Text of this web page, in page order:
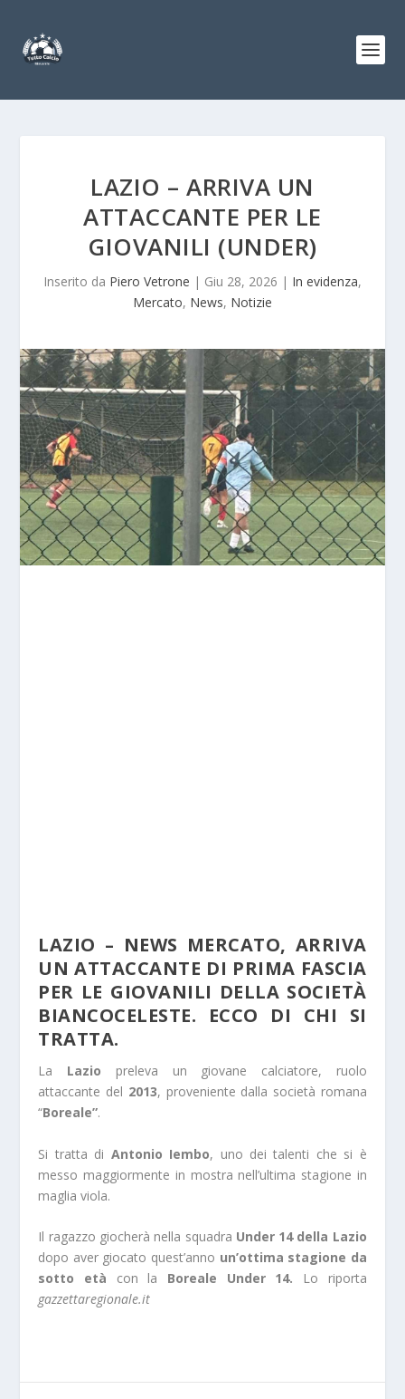
LAZIO – ARRIVA UN
ATTACCANTE PER LE
GIOVANILI (UNDER)
Inserito da Piero Vetrone | Giu 28, 2026 | In evidenza,
Mercato, News, Notizie
LAZIO – NEWS MERCATO, ARRIVA
UN ATTACCANTE DI PRIMA FASCIA
PER LE GIOVANILI DELLA SOCIETÀ
BIANCOCELESTE. ECCO DI CHI SI
TRATTA.
La Lazio preleva un giovane calciatore, ruolo
attaccante del 2013, proveniente dalla società romana
“Boreale”.
Si tratta di Antonio Iembo, uno dei talenti che si è
messo maggiormente in mostra nell’ultima stagione in
maglia viola.
Il ragazzo giocherà nella squadra Under 14 della Lazio
dopo aver giocato quest’anno un’ottima stagione da
sotto età con la Boreale Under 14. Lo riporta
gazzettaregionale.it